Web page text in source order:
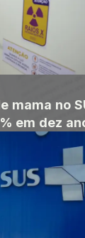
mama no
em dez